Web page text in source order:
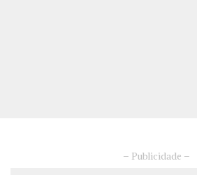
– Publicidade –